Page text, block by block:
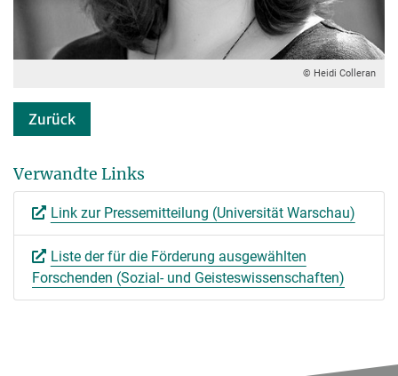
© Heidi Colleran
Zurück
Verwandte Links
Link zur Pressemitteilung (Universität Warschau)
Liste der für die Förderung ausgewählten
Forschenden (Sozial- und Geisteswissenschaften)